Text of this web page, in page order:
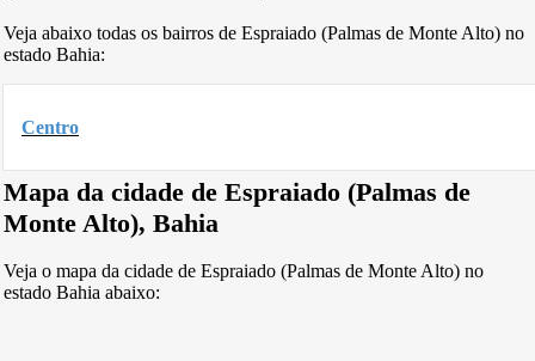
Veja abaixo todas os bairros de Espraiado (Palmas de Monte Alto) no
estado Bahia:
Centro
Mapa da cidade de Espraiado (Palmas de
Monte Alto), Bahia
Veja o mapa da cidade de Espraiado (Palmas de Monte Alto) no
estado Bahia abaixo: